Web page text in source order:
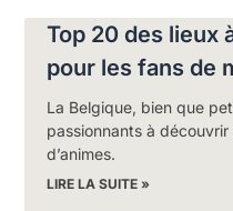
Top 20 des lieux
pour les fans de
La Belgique, bien que
passionnants à
d’animes.
LIRE LA SUITE »